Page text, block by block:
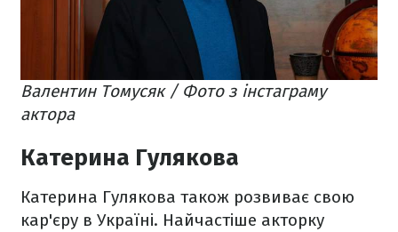
Валентин Томусяк / Фото з інстаграму
актора
Катерина Гулякова
Катерина Гулякова також розвиває свою
кар'єру в Україні. Найчастіше акторку